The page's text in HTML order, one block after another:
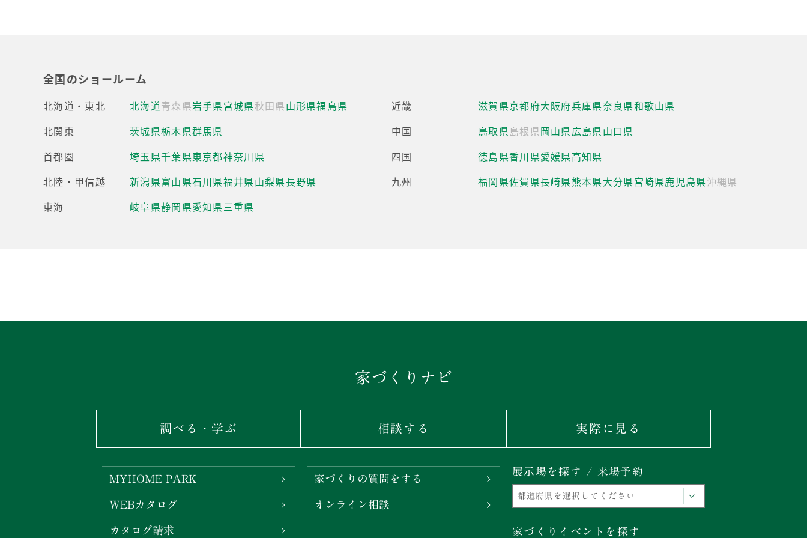
全国のショールーム
北海道・東北 北海道青森県岩手県宮城県秋田県山形県福島県
北関東
茨城県栃木県群馬県
首都圏
埼玉県千葉県東京都神奈川県
北陸・甲信越
新潟県富山県石川県福井県山梨県長野県
東海
岐阜県静岡県愛知県三重県
近畿 滋賀県京都府大阪府兵庫県奈良県和歌山県
中国
鳥取県島根県岡山県広島県山口県
四国
徳島県香川県愛媛県高知県
九州
福岡県佐賀県長崎県熊本県大分県宮崎県鹿児島県沖縄県
家づくりナビ
調べる・学ぶ
MYHOME PARK
WEBカタログ
カタログ請求
相談する
家づくりの質問をする
オンライン相談
実際に見る
展示場を探す / 来場予約
家づくりイベントを探す